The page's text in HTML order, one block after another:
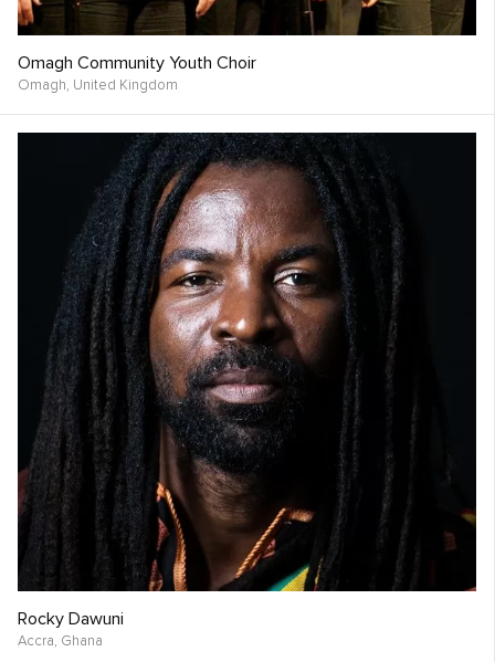
Omagh Community Youth Choir
Omagh, United Kingdom
Rocky Dawuni
Accra, Ghana